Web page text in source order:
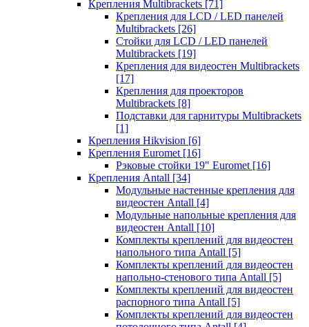
Крепления Multibrackets [71]
Крепления для LCD / LED панелей
Multibrackets [26]
Стойки для LCD / LED панелей
Multibrackets [19]
Крепления для видеостен Multibrackets
[17]
Крепления для проекторов
Multibrackets [8]
Подставки для гарнитуры Multibrackets
[1]
Крепления Hikvision [6]
Крепления Euromet [16]
Рэковые стойки 19" Euromet [16]
Крепления Antall [34]
Модульные настенные крепления для
видеостен Antall [4]
Модульные напольные крепления для
видеостен Antall [10]
Комплекты креплений для видеостен
напольного типа Antall [5]
Комплекты креплений для видеостен
напольно-стенового типа Antall [5]
Комплекты креплений для видеостен
распорного типа Antall [5]
Комплекты креплений для видеостен